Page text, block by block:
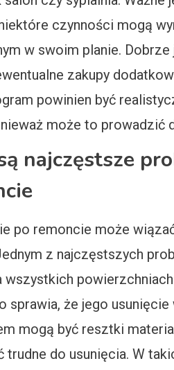
czynności mogą
w swoim planie.
zakupy
powinien być
może to prowadzić
najczęstsze
po remoncie może
z najczęstszych
wszystkich
sprawia, że jego
mogą być resztki
trudne do usunięcia. W